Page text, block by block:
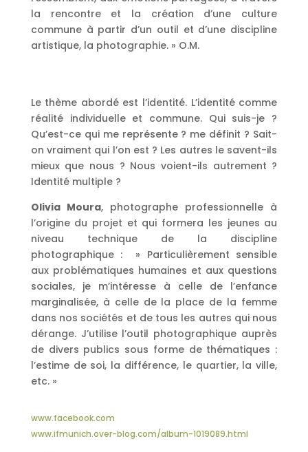
la rencontre et la création d’une culture
commune à partir d’un outil et d’une discipline
artistique, la photographie. » O.M.
Le thème abordé est l’identité. L’identité comme
réalité individuelle et commune. Qui suis-je ?
Qu’est-ce qui me représente ? me définit ? Sait-
on vraiment qui l’on est ? Les autres le savent-ils
mieux que nous ? Nous voient-ils autrement ?
Identité multiple ?
Olivia Moura, photographe professionnelle à
l’origine du projet et qui formera les jeunes au
niveau technique de la discipline
photographique : » Particulièrement sensible
aux problématiques humaines et aux questions
sociales, je m’intéresse à celle de l’enfance
marginalisée, à celle de la place de la femme
dans nos sociétés et de tous les autres qui nous
dérange. J’utilise l’outil photographique auprès
de divers publics sous forme de thématiques :
l’estime de soi, la différence, le quartier, la ville,
etc. »
www.facebook.com
www.ifmunich.over-blog.com/album-1019089.html